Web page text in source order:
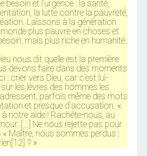
besoin et l’urgence : la santé,
la lutte contre la pauvreté,
Laissons à la génération
plus pauvre en choses et
mais plus riche en humanité.
nous dit quelle est la première
devons faire dans des moments
: crier vers Dieu, car c’est lui-
les lèvres des hommes les
parfois même des mots
et presque d’accusation. «
à notre aide ! Rachète-nous, au
[…] Ne nous rejette pas pour
Maître, nous sommes perdus ;
? »